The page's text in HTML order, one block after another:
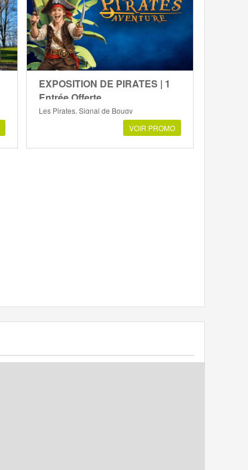
EXPOSITION DE PIRATES | 1
Entrée Offerte
Les Pirates, Signal de Bougy
VOIR PROMO